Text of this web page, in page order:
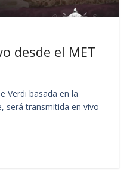
desde el MET
Verdi basada en la
será transmitida en vivo